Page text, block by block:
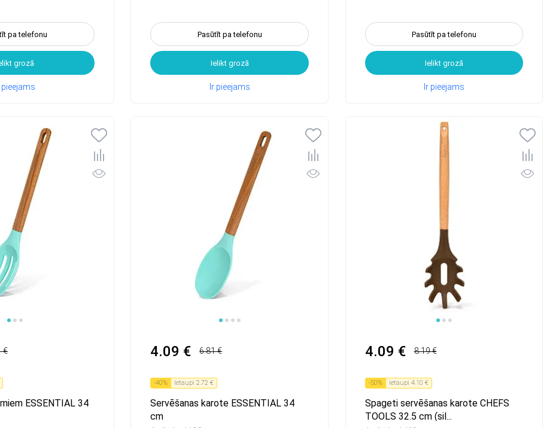
pa telefonu
grozā
pieejams
Pasūtīt pa telefonu
Ielikt grozā
Ir pieejams
Pasūtīt pa telefonu
Ielikt grozā
Ir pieejams
€
ESSENTIAL 34
4.09 € 6.81 €
-40% Ietaupi2.72 €
Servēšanas karote ESSENTIAL 34
cm
4.09 € 8.19 €
-50% Ietaupi 4.10 €
Spageti servēšanas karote CHEFS
TOOLS 32.5 cm (sil...